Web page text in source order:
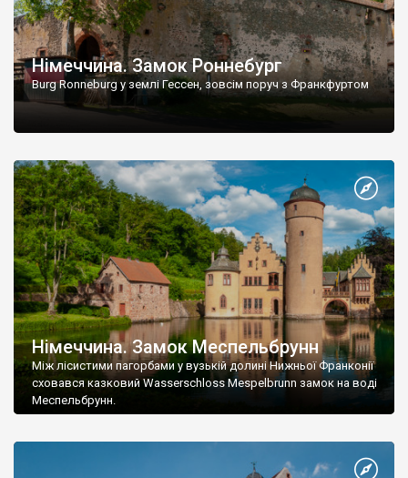
Німеччина. Замок Роннебург
Burg Ronneburg у землі Гессен, зовсім поруч з Франкфуртом
Німеччина. Замок Меспельбрунн
Між лісистими пагорбами у вузькій долині Нижньої Франконії
сховався казковий Wasserschloss Mespelbrunn замок на воді
Меспельбрунн.